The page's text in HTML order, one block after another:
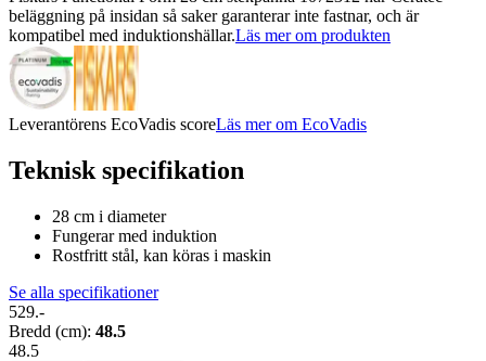
beläggning på insidan så saker garanterar inte fastnar, och är
kompatibel med induktionshällar.Läs mer om produkten
Leverantörens EcoVadis scoreLäs mer om EcoVadis
Teknisk specifikation
28 cm i diameter
Fungerar med induktion
Rostfritt stål, kan köras i maskin
Se alla specifikationer
529.-
Bredd (cm): 48.5
48.5